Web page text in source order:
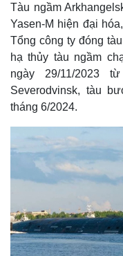
Tàu ngầm
Yasen-M hiện đại
Tổng công ty đóng
hạ thủy tàu ngầm
ngày 29/11/2023
Severodvinsk, tàu
tháng 6/2024.